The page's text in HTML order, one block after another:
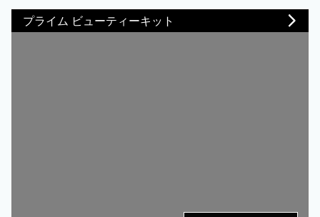
プライム ビューティーキット